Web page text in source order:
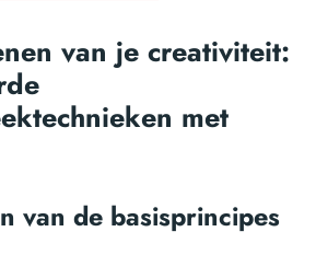
van je creativiteit:
met
van de basisprincipes